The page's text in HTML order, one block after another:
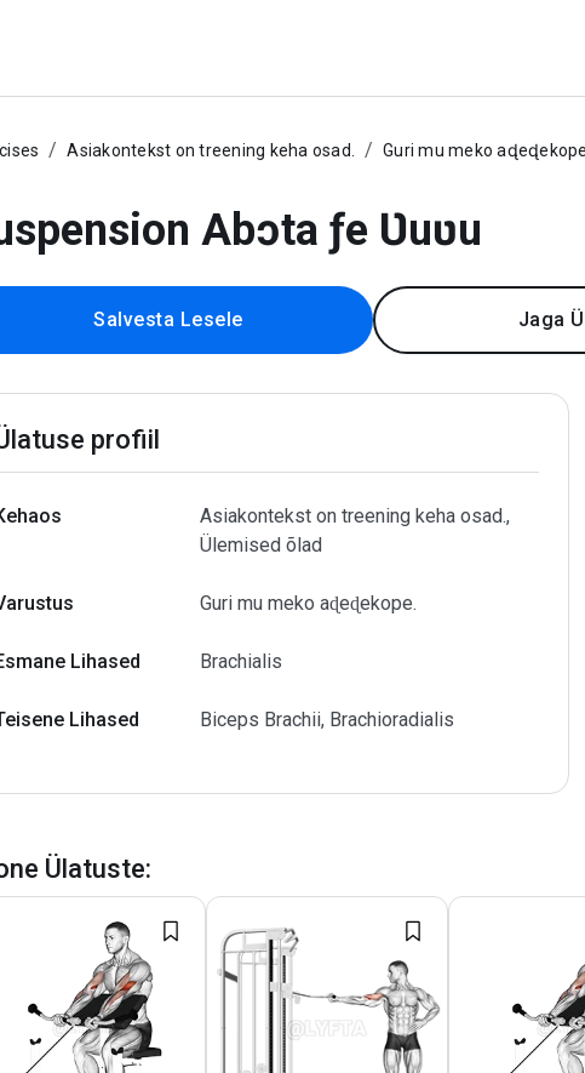
Asiakontekst on treening keha osad. Guri mu meko aɖeɖekope.
Abɔta ƒe Ʋuʋu
Salvesta Lesele Jaga
profiil
Asiakontekst on treening keha osad.,
Ülemised õlad
Guri mu meko aɖeɖekope.
Lihased Brachialis
Lihased Biceps Brachii, Brachioradialis
Ülatuste: